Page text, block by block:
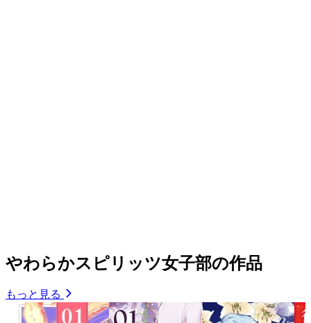
やわらかスピリッツ女子部の作品
もっと見る